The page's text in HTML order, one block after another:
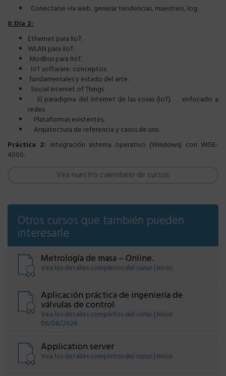
Conectarse vía web, generar tendencias, muestreo, log.
0.Día 2:
Ethernet para IIoT.
WLAN para IIoT.
Modbus para IIoT.
IoT software: conceptos.
fundamentales y estado del arte.
Social Internet of Things
El paradigma del internet de las cosas (IoT) enfocado a
redes.
Plataformas existentes.
Arquitectura de referencia y casos de uso.
Práctica 2: integración sistema operativo (Windows) con WISE-
4000.
Vea nuestro calendario de cursos
Otros cursos que también pueden
interesarle
Metrología de masa – Online.
Vea los detalles completos del curso | Inicio
Aplicación práctica de ingeniería de
válvulas de control
Vea los detalles completos del curso | Inicio
06/08/2026
Application server
Vea los detalles completos del curso | Inicio